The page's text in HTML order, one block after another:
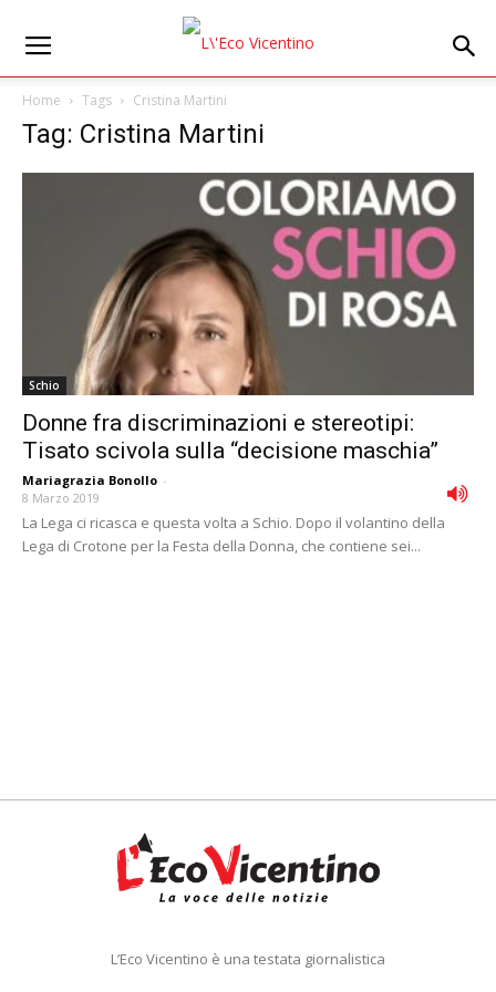
Home Tags Cristina Martini
Tag: Cristina Martini
Schio
Donne fra discriminazioni e stereotipi:
Tisato scivola sulla “decisione maschia”
Mariagrazia Bonollo -
8 Marzo 2019
La Lega ci ricasca e questa volta a Schio. Dopo il volantino della
Lega di Crotone per la Festa della Donna, che contiene sei...
L’Eco Vicentino è una testata giornalistica